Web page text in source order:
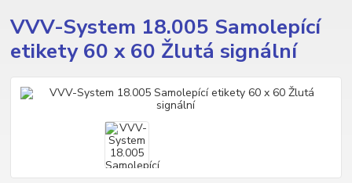
VVV-System 18.005 Samolepící
etikety 60 x 60 Žlutá signální